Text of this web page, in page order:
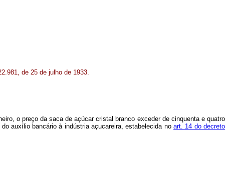
de 25 de julho de 1933.
o preço da saca de açúcar cristal branco exceder de cinquenta e quatro
auxílio bancário à indústria açucareira, estabelecida noart. 14 do decreto